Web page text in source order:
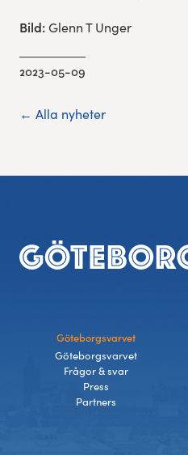
Bild:Glenn T Unger
2023-05-09
← Alla nyheter
Sidfot
Göteborgsvarvet
Göteborgsvarvet
Frågor & svar
Press
Partners